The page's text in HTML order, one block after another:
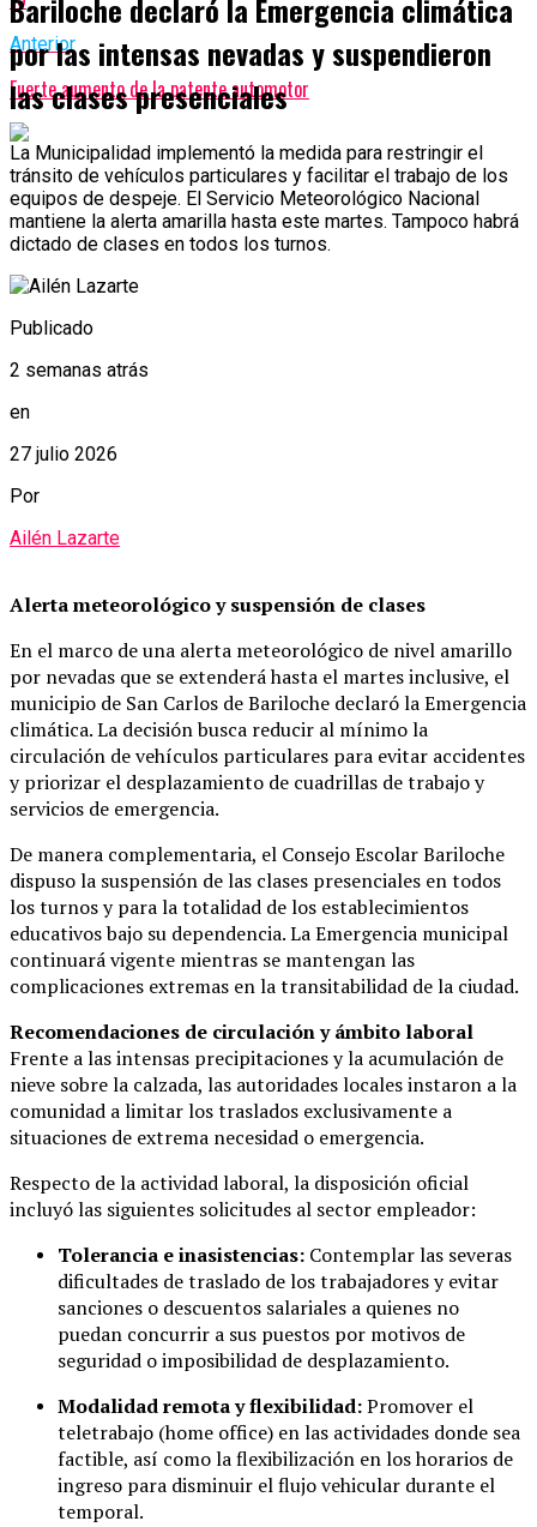
Anterior
Fuerte aumento de la patente automotor
Bariloche declaró la Emergencia climática
por las intensas nevadas y suspendieron
las clases presenciales
La Municipalidad implementó la medida para restringir el
tránsito de vehículos particulares y facilitar el trabajo de los
equipos de despeje. El Servicio Meteorológico Nacional
mantiene la alerta amarilla hasta este martes. Tampoco habrá
dictado de clases en todos los turnos.
Publicado
2 semanas atrás
en
27 julio 2026
Por
Ailén Lazarte
Alerta meteorológico y suspensión de clases
En el marco de una alerta meteorológico de nivel amarillo
por nevadas que se extenderá hasta el martes inclusive, el
municipio de San Carlos de Bariloche declaró la Emergencia
climática. La decisión busca reducir al mínimo la
circulación de vehículos particulares para evitar accidentes
y priorizar el desplazamiento de cuadrillas de trabajo y
servicios de emergencia.
De manera complementaria, el Consejo Escolar Bariloche
dispuso la suspensión de las clases presenciales en todos
los turnos y para la totalidad de los establecimientos
educativos bajo su dependencia. La Emergencia municipal
continuará vigente mientras se mantengan las
complicaciones extremas en la transitabilidad de la ciudad.
Recomendaciones de circulación y ámbito laboral
Frente a las intensas precipitaciones y la acumulación de
nieve sobre la calzada, las autoridades locales instaron a la
comunidad a limitar los traslados exclusivamente a
situaciones de extrema necesidad o emergencia.
Respecto de la actividad laboral, la disposición oficial
incluyó las siguientes solicitudes al sector empleador:
Tolerancia e inasistencias: Contemplar las severas
dificultades de traslado de los trabajadores y evitar
sanciones o descuentos salariales a quienes no
puedan concurrir a sus puestos por motivos de
seguridad o imposibilidad de desplazamiento.
Modalidad remota y flexibilidad:Promover el
teletrabajo (home office) en las actividades donde sea
factible, así como la flexibilización en los horarios de
ingreso para disminuir el flujo vehicular durante el
temporal.